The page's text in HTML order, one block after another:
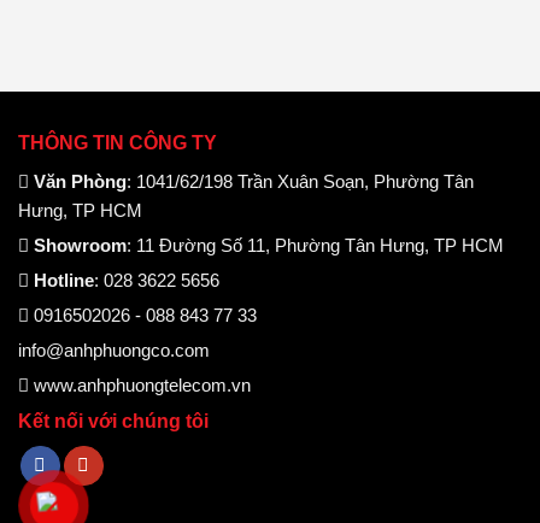
THÔNG TIN CÔNG TY
Văn Phòng: 1041/62/198 Trần Xuân Soạn, Phường Tân
Hưng, TP HCM
Showroom: 11 Đường Số 11, Phường Tân Hưng, TP HCM
Hotline: 028 3622 5656
0916502026 - 088 843 77 33
info@anhphuongco.com
www.anhphuongtelecom.vn
Kết nối với chúng tôi